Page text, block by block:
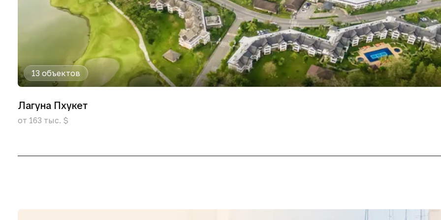
13 объектов
Лагуна Пхукет
от 163 тыс. $